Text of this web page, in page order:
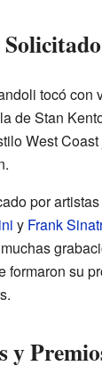
tocó con
de Stan
West
por
y Frank
formaron su
y